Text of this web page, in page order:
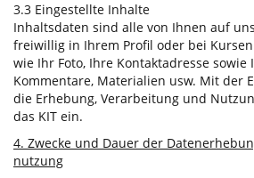
3.3 Eingestellte Inhalte
Inhaltsdaten sind alle von Ihnen auf
freiwillig in Ihrem Profil oder bei
wie Ihr Foto, Ihre Kontaktadresse
Kommentare, Materialien usw. Mit der
die Erhebung, Verarbeitung und
das KIT ein.
4. Zwecke und Dauer der
nutzung